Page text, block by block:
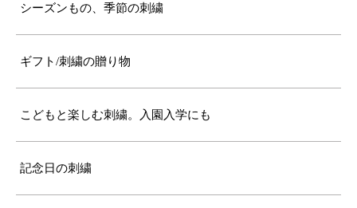
シーズンもの、季節の刺繍
ギフト/刺繍の贈り物
こどもと楽しむ刺繍。入園入学にも
記念日の刺繍